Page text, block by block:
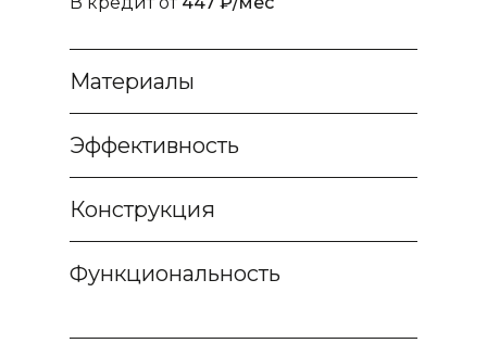
Материалы
Эффективность
Конструкция
Функциональность